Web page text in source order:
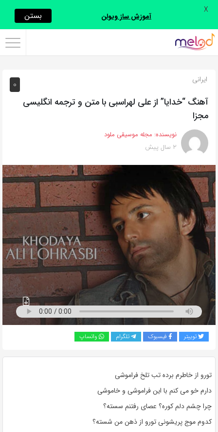
اشتراک
با
از
روش‌های
زیر
این
صفحه
را
با
دوستان
خود
به
اشتراک
بگذارید.
کپی
لینک
0 ایرانی
آهنگ “خدایا” از علی لهراسبی با متن و ترجمه انگلیسی
مجزا
نویسنده: مجله موسیقی ملود
2 سال پیش
توییتر فیسبوک تلگرام واتساپ
تورو از خاطرم برده تب تلخ فراموشی
دارم خو می کنم با این فراموشی و خاموشی
چرا چشم دلم کوره؟ عصای رفتنم سسته؟
کدوم موج پریشونی تورو از ذهن من شسته؟
آموزش ساز ویولن بستن X